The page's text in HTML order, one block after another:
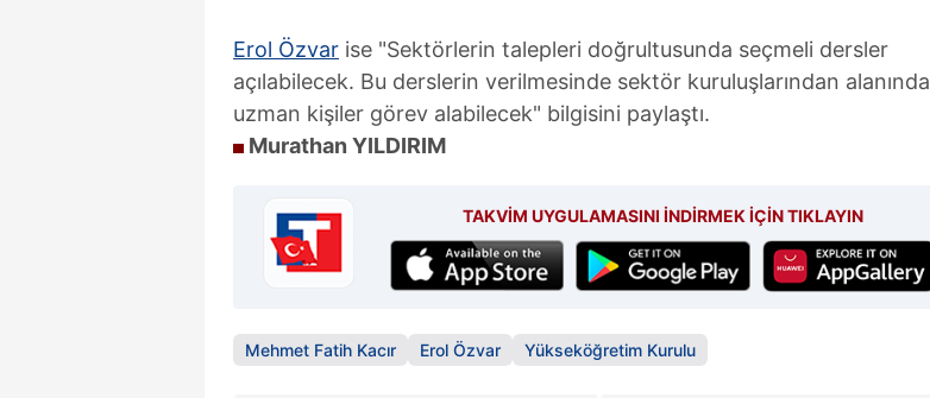
Erol Özvar ise "Sektörlerin talepleri doğrultusunda seçmeli dersler
açılabilecek. Bu derslerin verilmesinde sektör kuruluşlarından alanında
uzman kişiler görev alabilecek" bilgisini paylaştı.
Murathan YILDIRIM
TAKVİM UYGULAMASINI İNDİRMEK İÇİN TIKLAYIN
Mehmet Fatih Kacır Erol Özvar Yükseköğretim Kurulu